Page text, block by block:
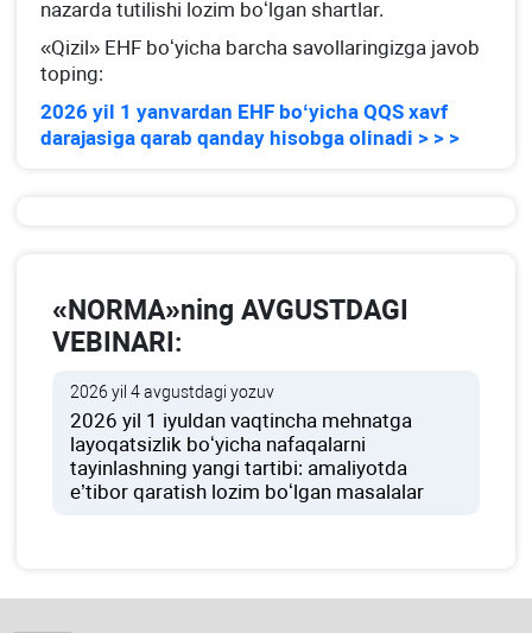
nazarda tutilishi lozim boʻlgan shartlar.
«Qizil» EHF boʻyicha barcha savollaringizga javob
toping:
2026 yil 1 yanvardan EHF boʻyicha QQS хavf
darajasiga qarab qanday hisobga olinadi > > >
«NORMA»ning AVGUSTDAGI
VEBINARI:
2026 yil 4 avgustdagi yozuv
2026 yil 1 iyuldan vaqtincha mehnatga
layoqatsizlik boʻyicha nafaqalarni
tayinlashning yangi tartibi: amaliyotda
e’tibor qaratish lozim boʻlgan masalalar